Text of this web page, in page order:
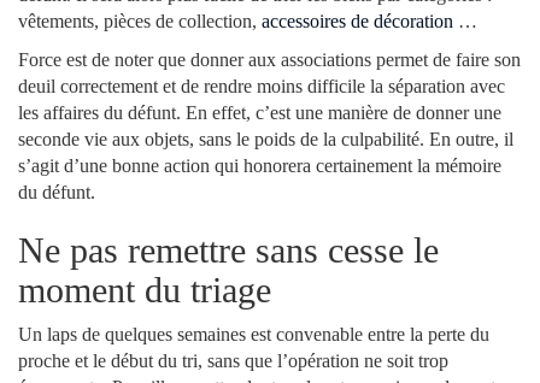
vêtements, pièces de collection, accessoires de décoration …
Force est de noter que donner aux associations permet de faire son
deuil correctement et de rendre moins difficile la séparation avec
les affaires du défunt. En effet, c’est une manière de donner une
seconde vie aux objets, sans le poids de la culpabilité. En outre, il
s’agit d’une bonne action qui honorera certainement la mémoire
du défunt.
Ne pas remettre sans cesse le
moment du triage
Un laps de quelques semaines est convenable entre la perte du
proche et le début du tri, sans que l’opération ne soit trop